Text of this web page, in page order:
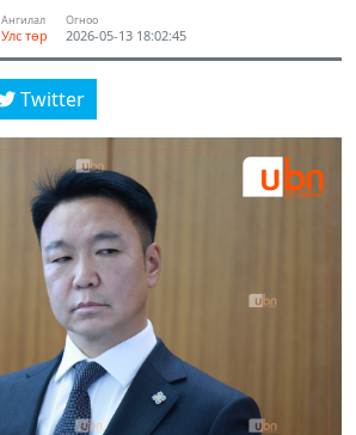
Ангилал
Улс төр
Огноо
2026-05-13 18:02:45
Twitter